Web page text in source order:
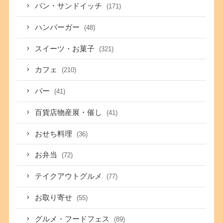
パン・サンドイッチ (171)
ハンバーガー (48)
スイーツ・お菓子 (321)
カフェ (210)
バー (41)
百貨店物産展・催し (41)
おせち料理 (36)
お弁当 (72)
テイクアウトグルメ (77)
お取り寄せ (55)
グルメ・フードフェス (89)